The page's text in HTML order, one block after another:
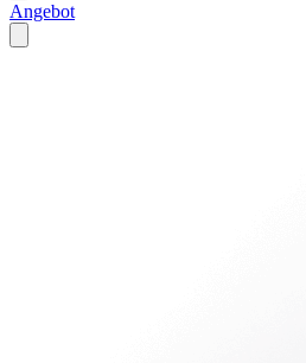
Angebot